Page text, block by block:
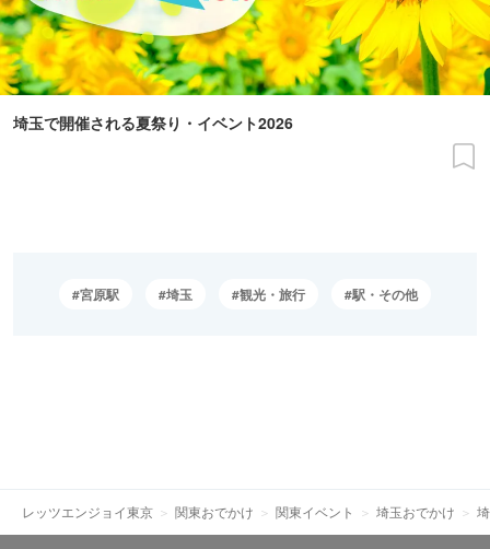
埼玉で開催される夏祭り・イベント2026
宮原駅 埼玉 観光・旅行 駅・その他
レッツエンジョイ東京 関東おでかけ 関東イベント 埼玉おでかけ